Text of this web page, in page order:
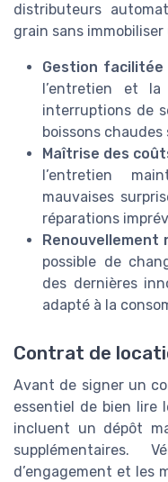
distributeurs
grain sans
Gestion facilitée
l’entretien et
interruptions de
boissons
Maîtrise des
l’entretien
mauvaises
réparations
Renouvellement
possible de
des dernières
adapté à la
Contrat de
Avant de signer un
essentiel de bien lire
incluent un dépôt
supplémentaires.
d’engagement et les